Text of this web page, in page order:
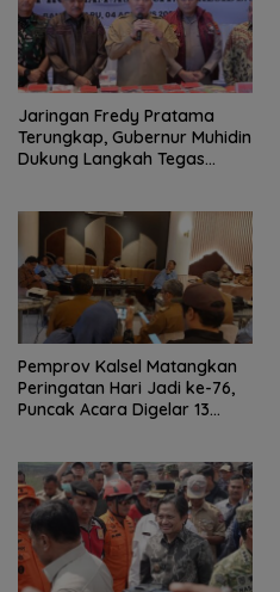
Jaringan Fredy Pratama
Terungkap, Gubernur Muhidin
Dukung Langkah Tegas
Pemprov Kalsel Matangkan
Peringatan Hari Jadi ke-76,
Puncak Acara Digelar 13